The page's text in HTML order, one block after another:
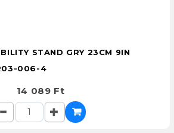
STAND GRY 23CM 9IN
006-4
14 089 Ft